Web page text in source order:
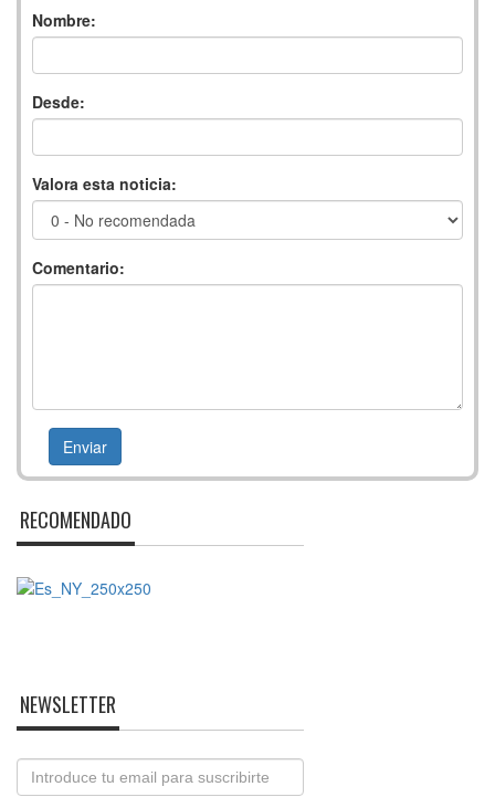
Nombre:
Desde:
Valora esta noticia:
Comentario:
RECOMENDADO
NEWSLETTER
Email